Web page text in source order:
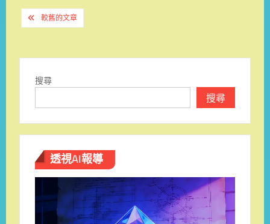
文
章
導
較舊的文章
搜尋
搜尋
透視AI報導